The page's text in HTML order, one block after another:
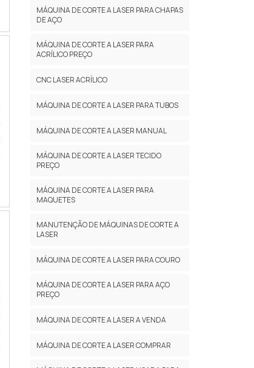
MÁQUINA DE CORTE A LASER PARA CHAPAS
DE AÇO
MÁQUINA DE CORTE A LASER PARA
ACRÍLICO PREÇO
CNC LASER ACRÍLICO
MÁQUINA DE CORTE A LASER PARA TUBOS
MÁQUINA DE CORTE A LASER MANUAL
MÁQUINA DE CORTE A LASER TECIDO
PREÇO
MÁQUINA DE CORTE A LASER PARA
MAQUETES
MANUTENÇÃO DE MÁQUINAS DE CORTE A
LASER
MÁQUINA DE CORTE A LASER PARA COURO
MÁQUINA DE CORTE A LASER PARA AÇO
PREÇO
MÁQUINA DE CORTE A LASER A VENDA
MÁQUINA DE CORTE A LASER COMPRAR